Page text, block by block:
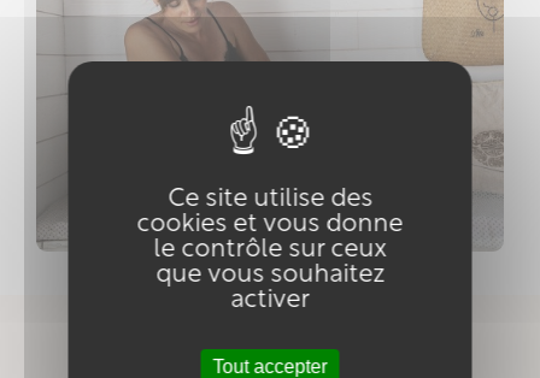
Ce site utilise des
cookies et vous donne
le contrôle sur ceux
que vous souhaitez
activer
Tout accepter